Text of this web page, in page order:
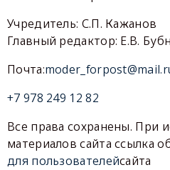
Учредитель: С.П. Кажанов
Главный редактор: Е.В.
Почта:
+7 978 249 12 82
Все права сохранены. При
материалов сайта ссылка
для пользователейсайта